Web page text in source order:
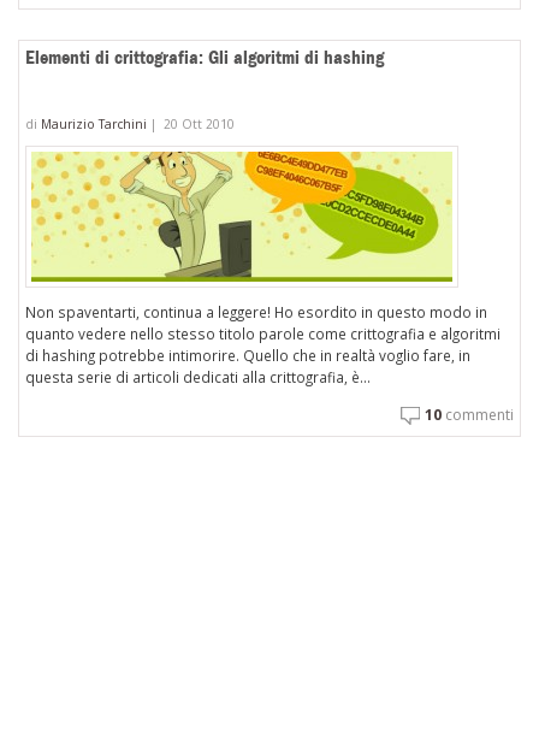
Elementi di crittografia: Gli algoritmi di hashing
di Maurizio Tarchini | 20 Ott 2010
Non spaventarti, continua a leggere! Ho esordito in questo modo in
quanto vedere nello stesso titolo parole come crittografia e algoritmi
di hashing potrebbe intimorire. Quello che in realtà voglio fare, in
questa serie di articoli dedicati alla crittografia, è...
10 commenti